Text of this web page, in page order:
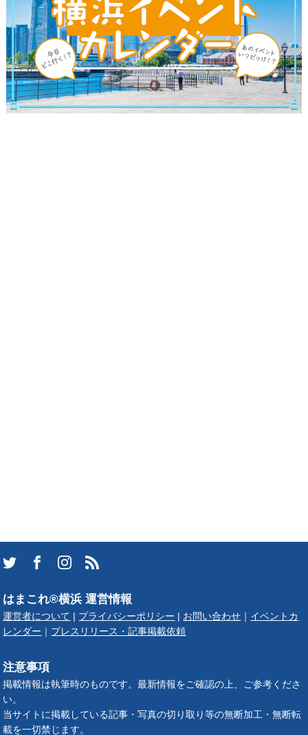
はまこれ®横浜 運営情報
運営者について プライバシーポリシー お問い合わせ
イベントカ
レンダー
プレスリリース・記事掲載依頼
注意事項
掲載情報は執筆時のものです。最新情報をご確認の上、ご参考くださ
い。
当サイトに掲載している記事・写真の切り取り等の無断加工・無断転
載を一切禁じます。